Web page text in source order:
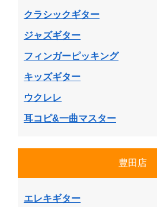
クラシックギター
ジャズギター
フィンガーピッキング
キッズギター
ウクレレ
耳コピ&一曲マスター
豊田店
エレキギター